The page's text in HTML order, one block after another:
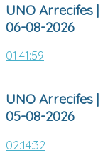
UNO Arrecifes
06-08-2026
01:41:59
UNO Arrecifes
05-08-2026
02:14:32